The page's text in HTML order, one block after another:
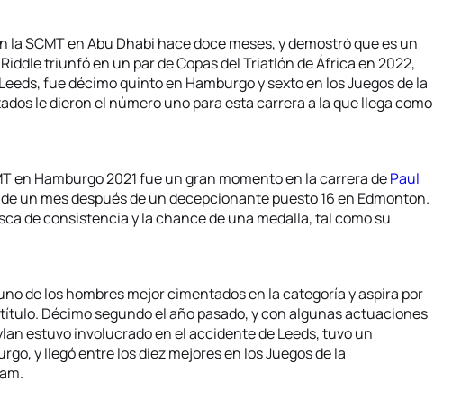
la SCMT en Abu Dhabi hace doce meses, y demostró que es un
triunfó en un par de Copas del Triatlón de África en 2022,
fue décimo quinto en Hamburgo y sexto en los Juegos de la
le dieron el número uno para esta carrera a la que llega como
en Hamburgo 2021 fue un gran momento en la carrera dePaul
un mes después de un decepcionante puesto 16 en Edmonton.
de consistencia y la chance de una medalla, tal como su
de los hombres mejor cimentados en la categoría y aspira por
Décimo segundo el año pasado, y con algunas actuaciones
estuvo involucrado en el accidente de Leeds, tuvo un
y llegó entre los diez mejores en los Juegos de la